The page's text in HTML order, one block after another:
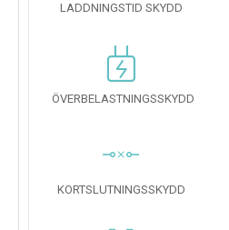
LADDNINGSTID SKYDD
ÖVERBELASTNINGSSKYDD
KORTSLUTNINGSSKYDD